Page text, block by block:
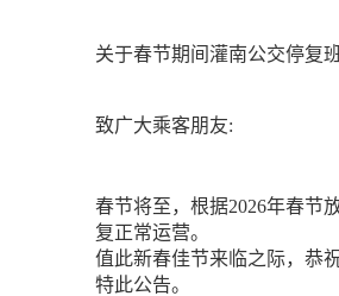
关于春节期间灌南公交停复
致广大乘客朋友:
春节将至，根据2026年春节
复正常运营。
值此新春佳节来临之际，恭
特此公告。